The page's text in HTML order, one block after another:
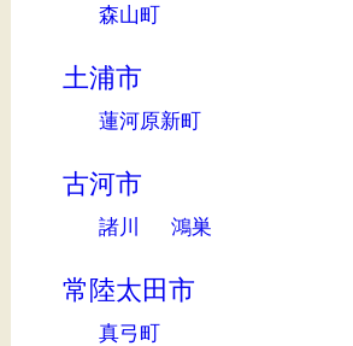
森山町
土浦市
蓮河原新町
古河市
諸川 鴻巣
常陸太田市
真弓町